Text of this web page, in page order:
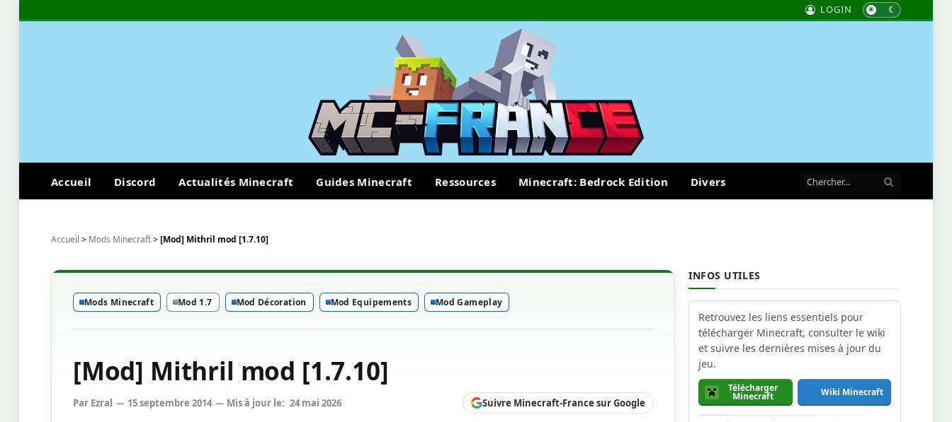
LOGIN
Accueil Discord Actualités Minecraft Guides Minecraft Ressources Minecraft: Bedrock Edition Divers
Accueil > Mods Minecraft>[Mod] Mithril mod [1.7.10]
Mods Minecraft Mod 1.7 Mod Décoration Mod Equipements Mod Gameplay
[Mod] Mithril mod [1.7.10]
Par Ezral 15 septembre 2014 Mis à jour le: 24 mai 2026 Suivre Minecraft-France sur Google
INFOS UTILES
Retrouvez les liens essentiels pour
télécharger Minecraft, consulter le wiki
et suivre les dernières mises à jour du
jeu.
Télécharger
Minecraft Wiki Minecraft